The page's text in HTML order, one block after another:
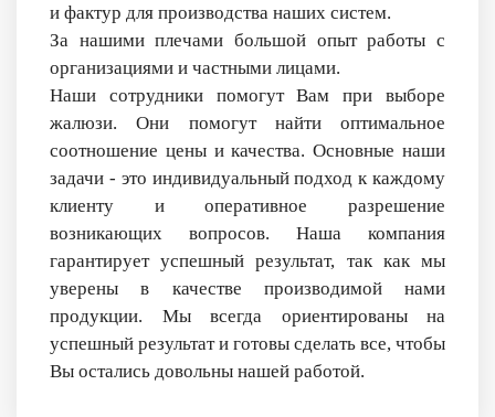
и фактур для производства наших систем.
За нашими плечами большой опыт работы с
организациями и частными лицами.
Наши сотрудники помогут Вам при выборе
жалюзи. Они помогут найти оптимальное
соотношение цены и качества. Основные наши
задачи - это индивидуальный подход к каждому
клиенту и оперативное разрешение
возникающих вопросов. Наша компания
гарантирует успешный результат, так как мы
уверены в качестве производимой нами
продукции. Мы всегда ориентированы на
успешный результат и готовы сделать все, чтобы
Вы остались довольны нашей работой.